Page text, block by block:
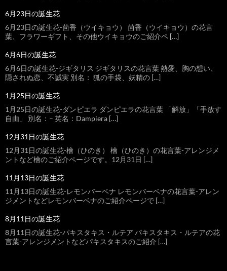
6月23日の誕生花
6月23日の誕生花-茴香（ウイキョウ） 茴香（ウイキョウ）の花言
葉、フラワーギフト、その他ウイキョウのご紹介ペ […]
6月6日の誕生花
6月6日の誕生花-ジギタリス ジギタリスの花言葉 熱愛、胸の想い、
隠されぬ恋、不誠実 別名： 狐の手袋、妖精の […]
1月25日の誕生花
1月25日の誕生花-ダンピエラ ダンピエラの花言葉 「解放」「手放す
自由」 別名：– 英名：Dampiera […]
12月31日の誕生花
12月31日の誕生花-檜（ひのき） 檜（ひのき）の花言葉-アレンジメ
ントなど檜のご紹介ページです。12月31日 […]
11月13日の誕生花
11月13日の誕生花-レモンバーベナ レモンバーベナの花言葉-アレン
ジメントなどレモンバーベナのご紹介ページで […]
8月11日の誕生花
8月11日の誕生花-パキスタキス・ルテア パキスタキス・ルテアの花
言葉-アレンジメントなどパキスタキスのご紹介 […]